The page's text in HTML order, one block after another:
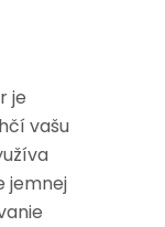
je
vašu
jemnej